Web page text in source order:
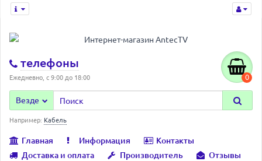
телефоны
Ежедневно, с 9:00 до 18:00 0
Везде
Например: Кабель
Главная Информация
Контакты
Доставка и оплата
Производитель Отзывы